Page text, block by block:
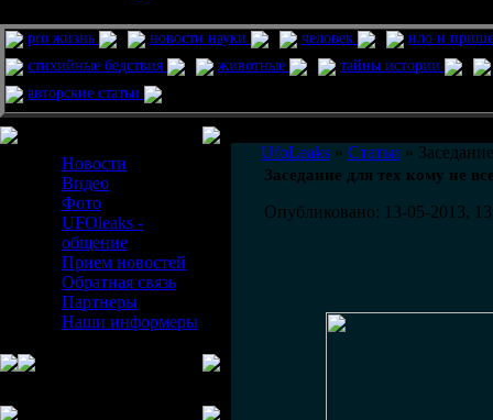
pro жизнь новости науки человек
нло и
стихийные бедствия
животные
тайны истории
авторские статьи
Новости
Видео
Фото
UFOleaks -
общение
Прием новостей
Обратная связь
Партнеры
Наши информеры
UfoLeaks » Статьи »
Заседание для тех кому не
Опубликовано: 13-05-2013,